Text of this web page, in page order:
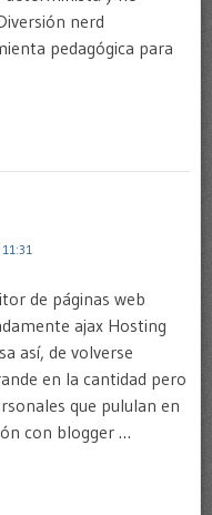
nerd
pedagógica para
de páginas web
ajax Hosting
así, de volverse
en la cantidad pero
que pululan en
con blogger …